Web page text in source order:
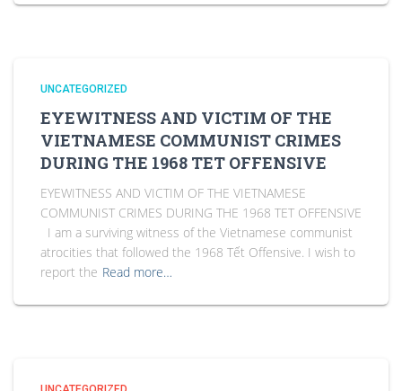
UNCATEGORIZED
EYEWITNESS AND VICTIM OF THE
VIETNAMESE COMMUNIST CRIMES
DURING THE 1968 TET OFFENSIVE
EYEWITNESS AND VICTIM OF THE VIETNAMESE
COMMUNIST CRIMES DURING THE 1968 TET OFFENSIVE
I am a surviving witness of the Vietnamese communist
atrocities that followed the 1968 Tết Offensive. I wish to
report the Read more…